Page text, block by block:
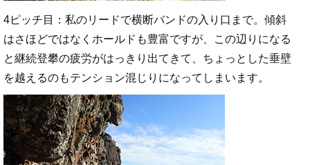
4ピッチ目：私のリードで横断バンドの入り口まで。傾斜
はさほどではなくホールドも豊富ですが、この辺りになる
と継続登攀の疲労がはっきり出てきて、ちょっとした垂壁
を越えるのもテンション混じりになってしまいます。